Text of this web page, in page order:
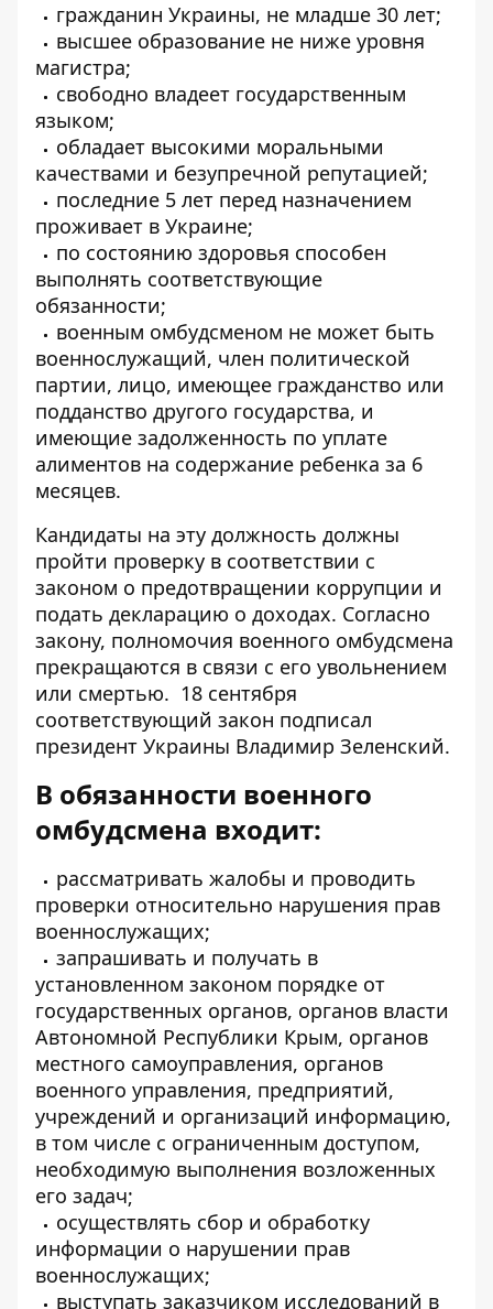
гражданин Украины, не младше 30 лет;
высшее образование не ниже уровня
магистра;
свободно владеет государственным
языком;
обладает высокими моральными
качествами и безупречной репутацией;
последние 5 лет перед назначением
проживает в Украине;
по состоянию здоровья способен
выполнять соответствующие
обязанности;
военным омбудсменом не может быть
военнослужащий, член политической
партии, лицо, имеющее гражданство или
подданство другого государства, и
имеющие задолженность по уплате
алиментов на содержание ребенка за 6
месяцев.
Кандидаты на эту должность должны
пройти проверку в соответствии с
законом о предотвращении коррупции и
подать декларацию о доходах. Согласно
закону, полномочия военного омбудсмена
прекращаются в связи с его увольнением
или смертью. 18 сентября
соответствующий закон подписал
президент Украины Владимир Зеленский.
В обязанности военного
омбудсмена входит:
рассматривать жалобы и проводить
проверки относительно нарушения прав
военнослужащих;
запрашивать и получать в
установленном законом порядке от
государственных органов, органов власти
Автономной Республики Крым, органов
местного самоуправления, органов
военного управления, предприятий,
учреждений и организаций информацию,
в том числе с ограниченным доступом,
необходимую выполнения возложенных
его задач;
осуществлять сбор и обработку
информации о нарушении прав
военнослужащих;
выступать заказчиком исследований в